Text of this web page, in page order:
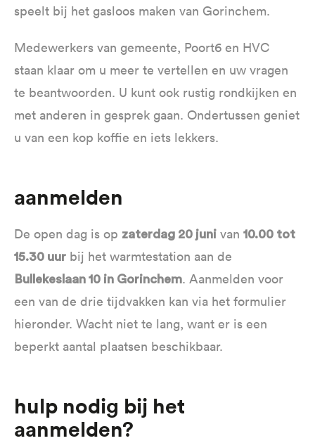
speelt bij het gasloos maken van Gorinchem.
Medewerkers van gemeente, Poort6 en HVC
staan klaar om u meer te vertellen en uw vragen
te beantwoorden. U kunt ook rustig rondkijken en
met anderen in gesprek gaan. Ondertussen geniet
u van een kop koffie en iets lekkers.
Aanmelden
De open dag is op zaterdag 20 juni van 10.00 tot
15.30 uur bij het warmtestation aan de
Bullekeslaan 10 in Gorinchem. Aanmelden voor
een van de drie tijdvakken kan via het formulier
hieronder. Wacht niet te lang, want er is een
beperkt aantal plaatsen beschikbaar.
Hulp nodig bij het
aanmelden?